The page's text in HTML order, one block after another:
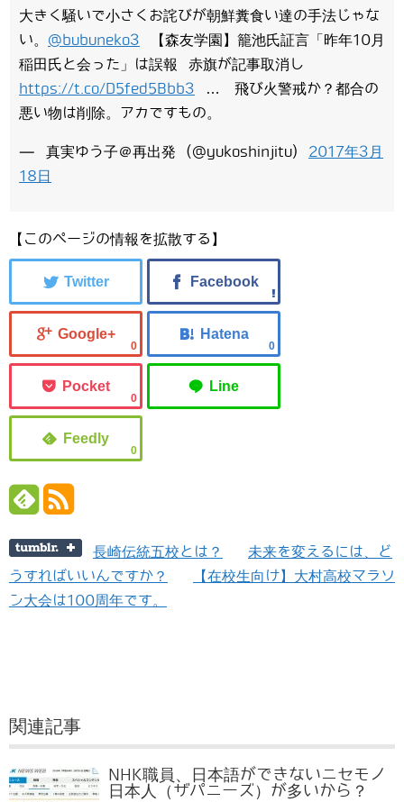
大きく騒いで小さくお詫びが朝鮮糞食い達の手法じゃな
い。 @bubuneko3 【森友学園】籠池氏証言「昨年10月
稲田氏と会った」は誤報 赤旗が記事取消し
https://t.co/D5fed5Bbb3 … 飛び火警戒か？都合の
悪い物は削除。アカですもの。
— 真実ゆう子＠再出発 (@yukoshinjitu) 2017年3月
18日
【このページの情報を拡散する】
0 0
0
0
長崎伝統五校とは？
未来を変えるには、ど
うすればいいんですか？
【在校生向け】大村高校マラソ
ン大会は100周年です。
関連記事
NHK職員、日本語ができないニセモノ
日本人（ザパニーズ）が多いから？